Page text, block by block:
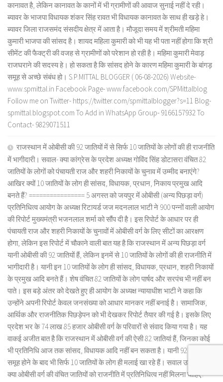
कानावत है, लेकिन कानावत के कानों में भी ग्रामीणों की आवाज सुनाई नहीं दे रही।
ब्यावर के भाजपा विधायक शंकर सिंह रावत भी विधायक कानावत के साथ ही खड़े हे।
ब्यावर जिला राजसमंद संसदीय क्षेत्र में आता है। मौजूदा समय में श्रीमती महिमा
कुमारी भाजपा की सांसद है। शायद महिला कुमारी को भी यह भी पता नहीं होगा कि श्री
सीमेंट की फैक्ट्री की वजह से ग्रामीणों को परेशान हो रही है। महिमा कुमारी मेवाड़
राजघराने की सदस्य हे। हो सकता है कि सांसद होने के कारण महिमा कुमारी के बांगड़
समूह से अच्छे संबंध हो। S.P.MITTAL BLOGGER ( 06-08-2026) Website-
www.spmittal.in Facebook Page- www.facebook.com/SPMittalblog
Follow me on Twitter- https://twitter.com/spmittalblogger?s=11 Blog-
spmittal.blogspot.com To Add in WhatsApp Group- 9166157932 To
Contact- 9829071511
राजस्थान में ओबीसी की 92 जातियों में से सिर्फ 10 जातियों के लोगों की ही राजनीति
में भागीदारी। सवाल- क्या कांग्रेस के प्रदेश अध्यक्ष गोविंद सिंह डोटासरा वंचित 82
जातियों के लोगों को पंचायती राज और शहरी निकायों के चुनाव में उम्मीद बनाएंगे?
आखिर क्यों 10 जातियों के लोग ही सांसद, विधायक, प्रधान, निकाय प्रमुख आदि
बनते हैं? ================ 5 अगस्त को जयपुर में ओबीसी (अन्य पिछड़ा वर्ग)
प्रतिनिधित्व आयोग के अध्यक्ष रिटायर्ड जज मदनलाल भाटी ने 900 पन्नों वाली आयोग
की रिपोर्ट मुख्यमंत्री भजनलाल शर्मा को सौंप दी है। इस रिपोर्ट के आधार पर ही
पंचायती राज और शहरी निकायों के चुनावों में ओबीसी वर्ग के लिए सीटों का आरक्षण
होगा, लेकिन इस रिपोर्ट में चौकाने वाली बात यह है कि राजस्थान में अन्य पिछड़ा वर्ग
यानी ओबीसी की 92 जातियों हैं, लेकिन इनमें से 10 जातियों के लोगों की ही राजनीति में
भागीदारी है। यानी इन 10 जातियों के लोग ही सांसद, विधायक, प्रधान, शहरी निकायों
के प्रमुख आदि बनते हैं। शेष वंचित 82 जातियों के लोग पार्षद और सरपंच भी नहीं बन
पाते। इस बड़े अंतर को देखते हुए ही आयोग के अध्यक्ष न्यायाधीश भाटी ने कहा कि
उन्होंने अपनी रिपोर्ट केवल जनसंख्या को आधार मानकर नहीं बनाई है। सामाजिक,
आर्थिक और राजनीतिक पिछड़ेपन को भी देखकर रिपोर्ट तैयार की गई है। इसके लिए
प्रदेश भर के 74 लाख 85 हजार ओबीसी वर्ग के परिवारों से संवाद किया गया है। यह
वाकई अजीत बात है कि राजस्थान में ओबीसी वर्ग की ऐसी 82 जातियां हैं, जिनका कोई
भी प्रतिनिधि आज तक सांसद, विधायक आदि नहीं बन सकता है। यानी 92 जातियों का
समूह होने के बाद भी सिर्फ 10 जातियों के लोग ही मलाई खा रहे हैं। सवाल उठता है कि
क्या ओबीसी वर्ग की वंचित जातियों को राजनीति में प्रतिनिधित्व नहीं मिलना चाहिए?